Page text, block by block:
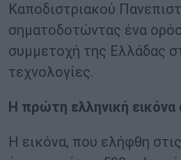
Καποδιστριακού
σηματοδοτώντας ένα
συμμετοχή της Ελλάδας
τεχνολογίες.
Η πρώτη ελληνική
Η εικόνα, που ελήφθη